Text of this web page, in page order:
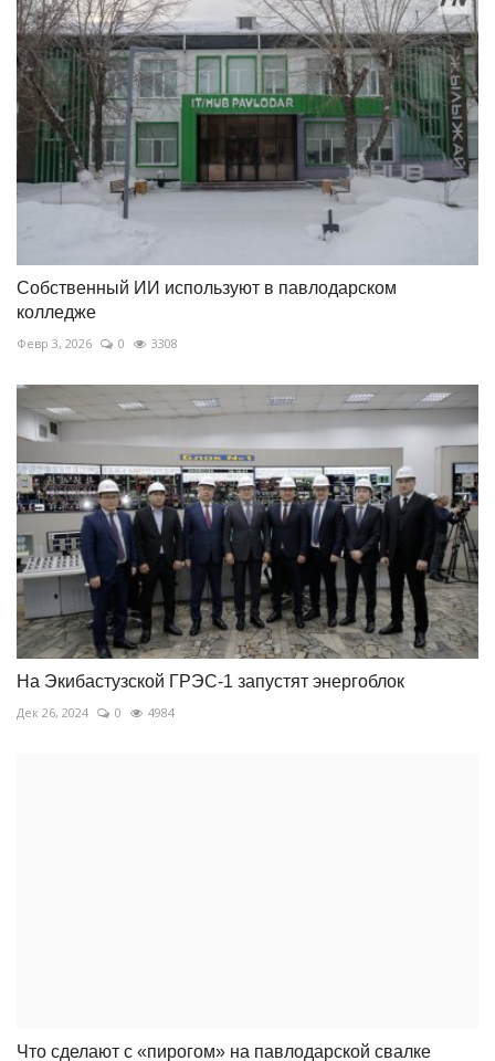
Собственный ИИ используют в павлодарском
колледже
Февр 3, 2026 0 3308
На Экибастузской ГРЭС-1 запустят энергоблок
Дек 26, 2024 0 4984
Что сделают с «пирогом» на павлодарской свалке